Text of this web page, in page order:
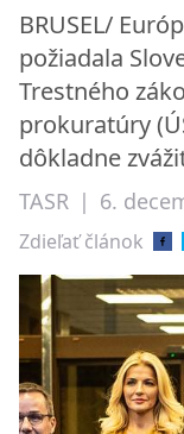
BRUSEL/
požiadala
Trestného
prokuratúry
dôkladne
TASR | 6.
Zdieľať článok